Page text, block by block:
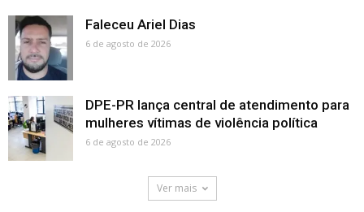
Faleceu Ariel Dias
6 de agosto de 2026
DPE-PR lança central de atendimento para
mulheres vítimas de violência política
6 de agosto de 2026
Ver mais